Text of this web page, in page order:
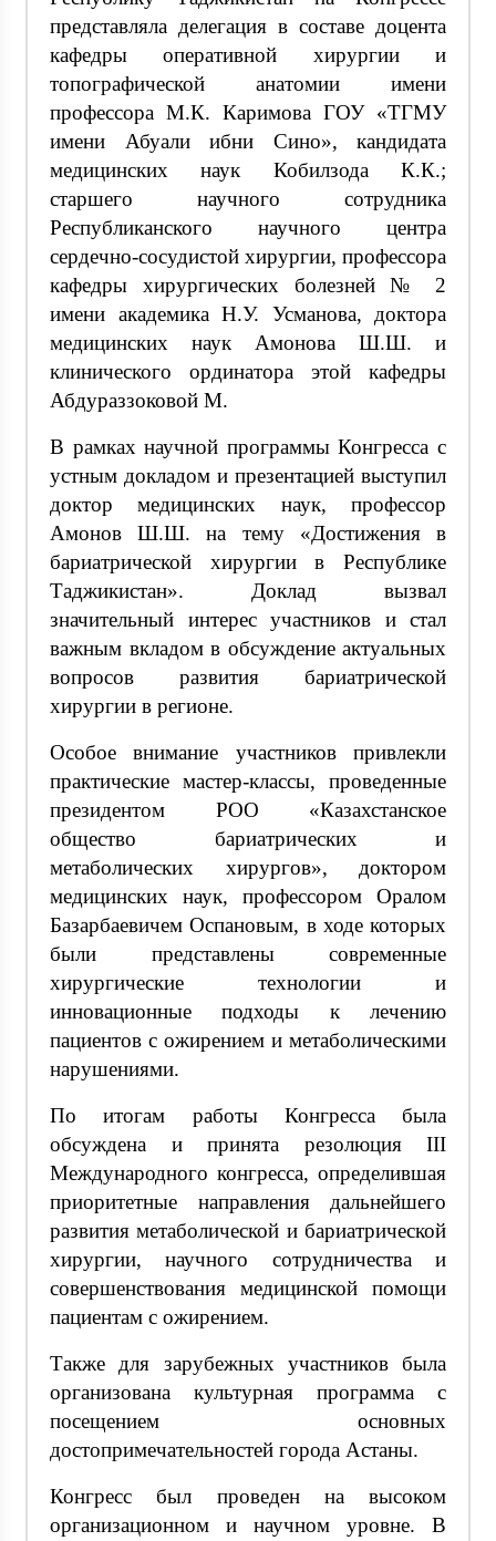
представляла делегация в составе доцента
кафедры оперативной хирургии и
топографической анатомии имени
профессора М.К. Каримова ГОУ «ТГМУ
имени Абуали ибни Сино», кандидата
медицинских наук Кобилзода К.К.;
старшего научного сотрудника
Республиканского научного центра
сердечно-сосудистой хирургии, профессора
кафедры хирургических болезней № 2
имени академика Н.У. Усманова, доктора
медицинских наук Амонова Ш.Ш. и
клинического ординатора этой кафедры
Абдураззоковой М.
В рамках научной программы Конгресса с
устным докладом и презентацией выступил
доктор медицинских наук, профессор
Амонов Ш.Ш. на тему «Достижения в
бариатрической хирургии в Республике
Таджикистан». Доклад вызвал
значительный интерес участников и стал
важным вкладом в обсуждение актуальных
вопросов развития бариатрической
хирургии в регионе.
Особое внимание участников привлекли
практические мастер-классы, проведенные
президентом РОО «Казахстанское
общество бариатрических и
метаболических хирургов», доктором
медицинских наук, профессором Оралом
Базарбаевичем Оспановым, в ходе которых
были представлены современные
хирургические технологии и
инновационные подходы к лечению
пациентов с ожирением и метаболическими
нарушениями.
По итогам работы Конгресса была
обсуждена и принята резолюция III
Международного конгресса, определившая
приоритетные направления дальнейшего
развития метаболической и бариатрической
хирургии, научного сотрудничества и
совершенствования медицинской помощи
пациентам с ожирением.
Также для зарубежных участников была
организована культурная программа с
посещением основных
достопримечательностей города Астаны.
Конгресс был проведен на высоком
организационном и научном уровне. В